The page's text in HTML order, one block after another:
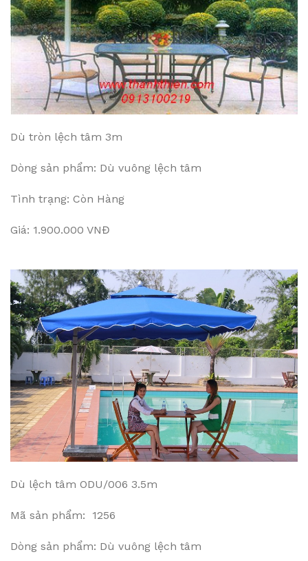
Dù tròn lệch tâm 3m
Dòng sản phẩm: Dù vuông lệch tâm
Tình trạng: Còn Hàng
Giá: 1.900.000 VNĐ
Dù lệch tâm ODU/006 3.5m
Mã sản phẩm: 1256
Dòng sản phẩm: Dù vuông lệch tâm